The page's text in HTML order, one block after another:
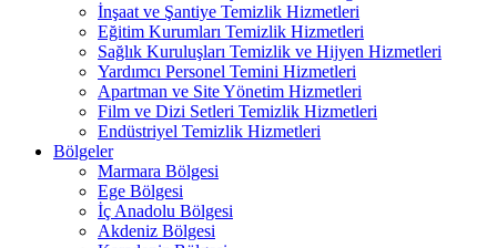
İnşaat ve Şantiye Temizlik Hizmetleri
Eğitim Kurumları Temizlik Hizmetleri
Sağlık Kuruluşları Temizlik ve Hijyen Hizmetleri
Yardımcı Personel Temini Hizmetleri
Apartman ve Site Yönetim Hizmetleri
Film ve Dizi Setleri Temizlik Hizmetleri
Endüstriyel Temizlik Hizmetleri
Bölgeler
Marmara Bölgesi
Ege Bölgesi
İç Anadolu Bölgesi
Akdeniz Bölgesi